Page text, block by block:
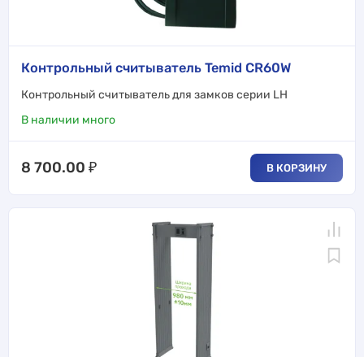
Контрольный считыватель Temid CR60W
Контрольный считыватель для замков серии LH
В наличии много
8 700.00 ₽ В КОРЗИНУ